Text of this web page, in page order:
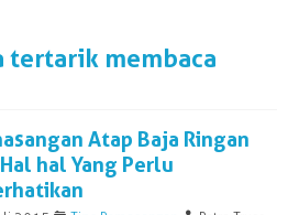
tertarik membaca
Atap Baja Ringan
hal Yang Perlu